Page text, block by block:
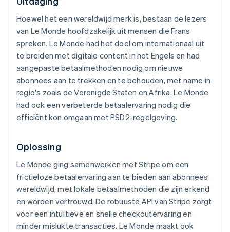
Hoewel het een wereldwijd merk is, bestaan de lezers
van Le Monde hoofdzakelijk uit mensen die Frans
spreken. Le Monde had het doel om internationaal uit
te breiden met digitale content in het Engels en had
aangepaste betaalmethoden nodig om nieuwe
abonnees aan te trekken en te behouden, met name in
regio's zoals de Verenigde Staten en Afrika.Le Monde
had ook een verbeterde betaalervaring nodig die
efficiënt kon omgaan met PSD2-regelgeving.
Oplossing
Le Monde ging samenwerken met Stripe om een
frictieloze betaalervaring aan te bieden aan abonnees
wereldwijd, met lokale betaalmethoden die zijn erkend
en worden vertrouwd. De robuuste API van Stripe zorgt
voor een intuïtieve en snelle checkoutervaring en
minder mislukte transacties. Le Monde maakt ook